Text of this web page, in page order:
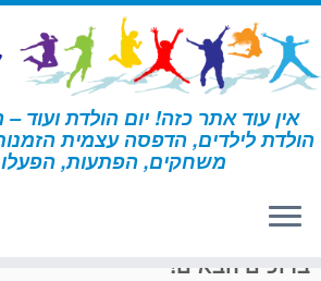
דלג
לתוכן
אין עוד אתר כזה! יום הולדת ועוד
הולדת לילדים, הדפסה עצמית
משחקים, הפתעות, דף הבית » בוב הבנאי » הזמנות בוב הבנאי
ברוכים הבאים!